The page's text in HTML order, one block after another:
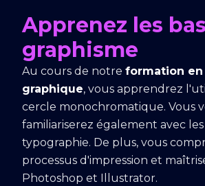
Apprenez les
graphisme
Au cours de notre formation
graphique, vous apprendrez
cercle monochromatique. Vous
familiariserez également avec
typographie. De plus, vous
processus d'impression et
Photoshop et Illustrator.